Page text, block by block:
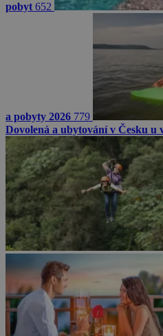
pobyt 652
a pobyty 2026 779
Dovolená a ubytování v Česku u